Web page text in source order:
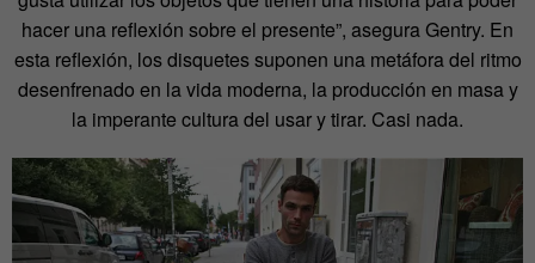
hacer una reflexión sobre el presente”, asegura Gentry. En
esta reflexión, los disquetes suponen una metáfora del ritmo
desenfrenado en la vida moderna, la producción en masa y
la imperante cultura del usar y tirar. Casi nada.